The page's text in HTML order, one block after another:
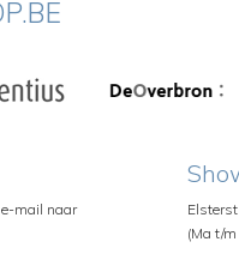
mail naar
(Ma t/